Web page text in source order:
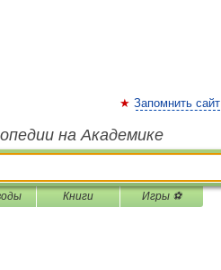
Запомнить сайт
на Академике
Книги Игры ⚽